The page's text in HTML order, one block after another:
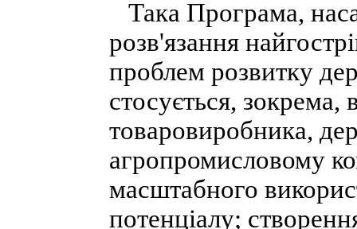
Така Програма,
розв'язання
проблем розвитку
стосується, зокрема,
товаровиробника,
агропромисловому
масштабного
потенціалу;